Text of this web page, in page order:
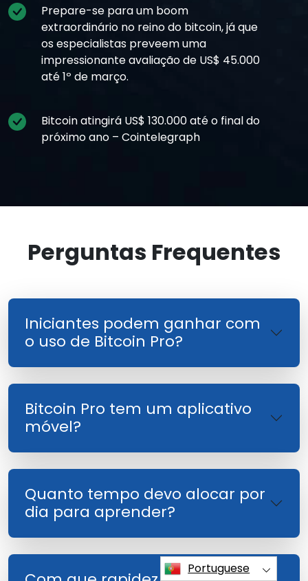
Prepare-se para um boom
extraordinário no reino do bitcoin, já que
os especialistas preveem uma
impressionante avaliação de US$ 45.000
até 1º de março.
Bitcoin atingirá US$ 130.000 até o final do
próximo ano – Cointelegraph
Perguntas Frequentes
Iniciantes podem ganhar com
o uso de Bitcoin Pro?
Bitcoin Pro tem um aplicativo
móvel?
Quanto tempo devo alocar por
dia para aprender?
Portuguese